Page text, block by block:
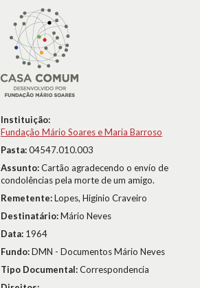
Instituição:
Fundação Mário Soares e Maria Barroso
Pasta:04547.010.003
Assunto:Cartão agradecendo o envío de
condolências pela morte de um amigo.
Remetente:Lopes, Higinio Craveiro
Destinatário:Mário Neves
Data: 1964
Fundo:DMN - Documentos Mário Neves
Tipo Documental:Correspondencia